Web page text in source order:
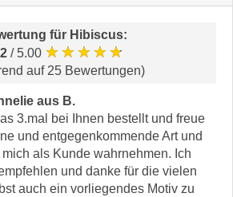
für Hibiscus:
/ 5.00 ★★★★★
auf 25 Bewertungen)
aus B.
3.mal bei Ihnen bestellt und freue
und entgegenkommende Art und
als Kunde wahrnehmen. Ich
und danke für die vielen
auch ein vorliegendes Motiv zu